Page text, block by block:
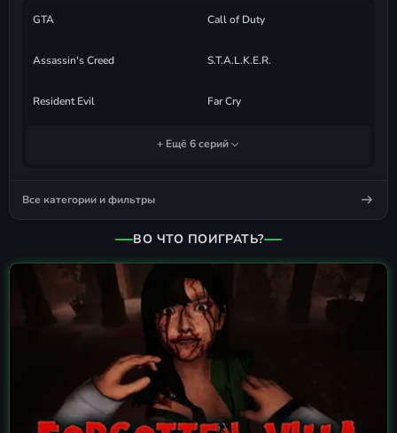
GTA Call of Duty
Assassin's Creed S.T.A.L.K.E.R.
Resident Evil Far Cry
+ Ещё 6 серий
Все категории и фильтры
ВО ЧТО ПОИГРАТЬ?